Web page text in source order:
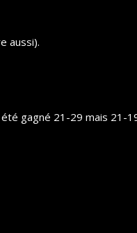
aussi).
gagné 21-29 mais 21-